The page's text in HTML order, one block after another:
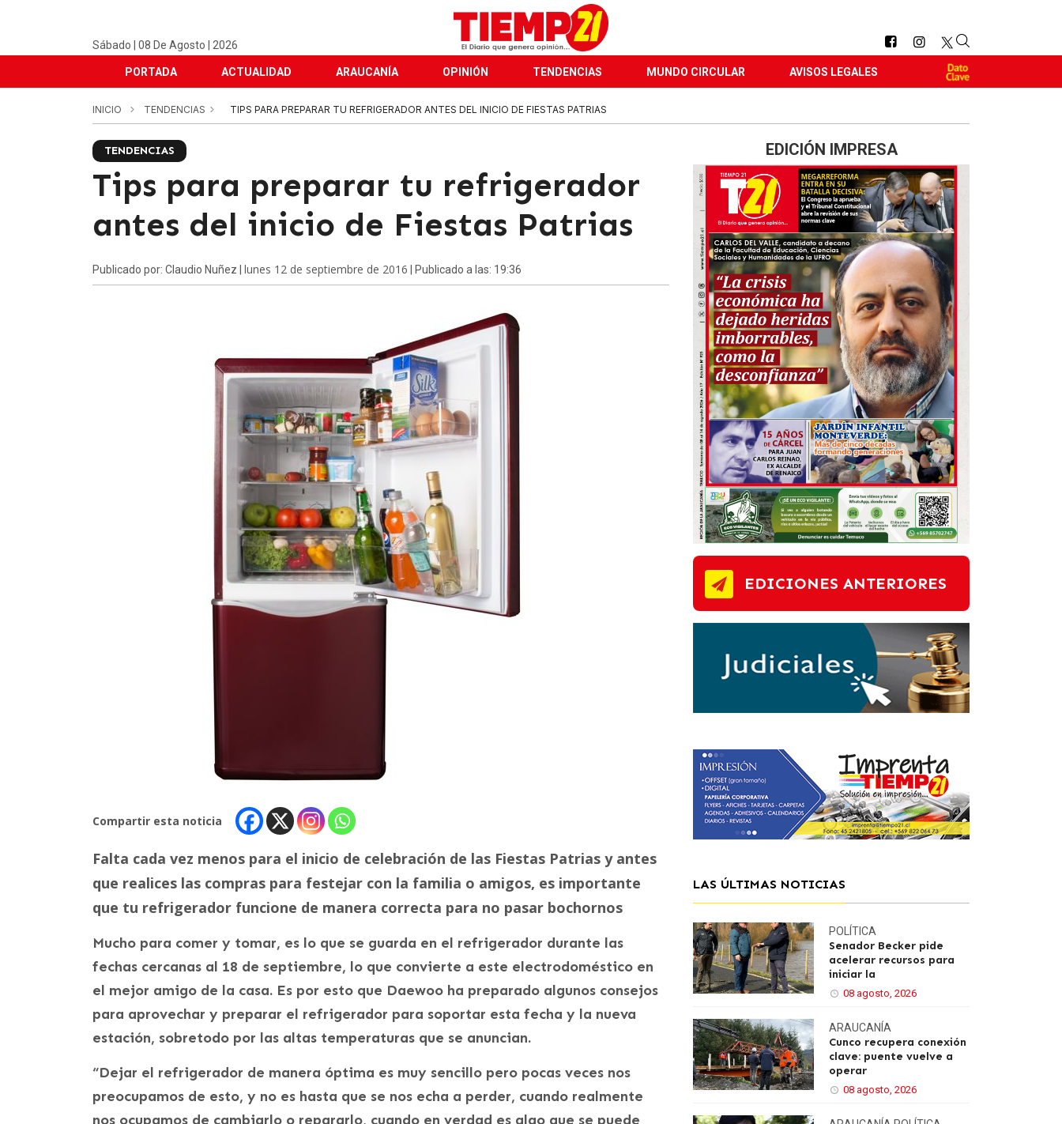
Sábado | 08 De Agosto | 2026
PORTADA ACTUALIDAD ARAUCANÍA OPINIÓN TENDENCIAS MUNDO CIRCULAR AVISOS LEGALES
INICIO TENDENCIAS TIPS PARA PREPARAR TU REFRIGERADOR ANTES DEL INICIO DE FIESTAS PATRIAS
TENDENCIAS
Tips para preparar tu refrigerador
antes del inicio de Fiestas Patrias
Publicado por: Claudio Nuñez | lunes 12 de septiembre de 2016 | Publicado a las: 19:36
Compartir esta noticia
Falta cada vez menos para el inicio de celebración de las Fiestas Patrias y antes
que realices las compras para festejar con la familia o amigos, es importante
que tu refrigerador funcione de manera correcta para no pasar bochornos
Mucho para comer y tomar, es lo que se guarda en el refrigerador durante las
fechas cercanas al 18 de septiembre, lo que convierte a este electrodoméstico en
el mejor amigo de la casa. Es por esto que Daewoo ha preparado algunos consejos
para aprovechar y preparar el refrigerador para soportar esta fecha y la nueva
estación, sobretodo por las altas temperaturas que se anuncian.
“Dejar el refrigerador de manera óptima es muy sencillo pero pocas veces nos
preocupamos de esto, y no es hasta que se nos echa a perder, cuando realmente
nos ocupamos de cambiarlo o repararlo, cuando en verdad es algo que se puede
EDICIÓN IMPRESA
EDICIONES ANTERIORES
LAS ÚLTIMAS NOTICIAS
POLÍTICA
Senador Becker pide
acelerar recursos para
iniciar la
08 agosto, 2026
ARAUCANÍA
Cunco recupera conexión
clave: puente vuelve a
operar
08 agosto, 2026